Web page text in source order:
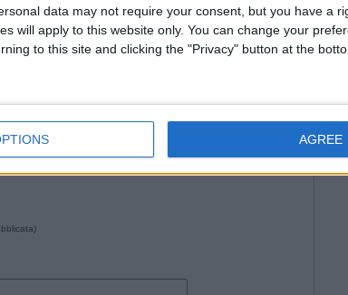
data may not require your consent, but you have a
will apply to this website only. You can change your
to this site and clicking the "Privacy" button at the
AGREE
inStorie•Commenti: Nessun commento